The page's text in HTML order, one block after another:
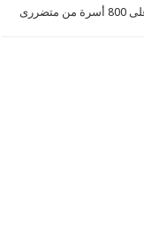
أونروا” توزع مليون دولار على 800 أسرة من متضررى